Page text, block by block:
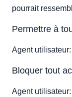
pourrait
Permettre à
Agent
Bloquer tout
Agent